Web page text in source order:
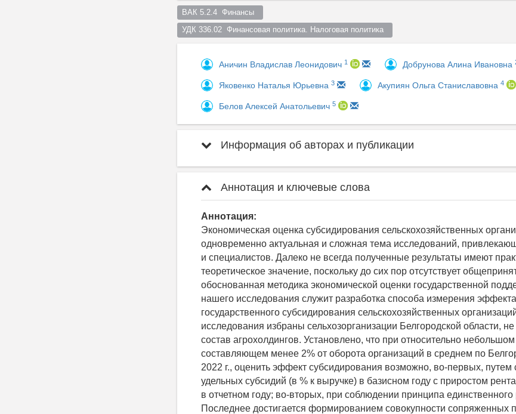
ВАК 5.2.4  Финансы
УДК 336.02  Финансовая политика. Налоговая политика
Аничин Владислав Леонидович 1 Добрунова Алина Ивановна
Яковенко Наталья Юрьевна 3 Акупиян Ольга Станиславовна 4
Белов Алексей Анатольевич 5
Информация об авторах и публикации
Аннотация и ключевые слова
Аннотация:
Экономическая оценка субсидирования сельскохозяйственных
одновременно актуальная и сложная тема исследований,
и специалистов. Далеко не всегда полученные результаты имеют
теоретическое значение, поскольку до сих пор отсутствует
обоснованная методика экономической оценки государственной
нашего исследования служит разработка способа измерения
государственного субсидирования сельскохозяйственных
исследования избраны сельхозорганизации Белгородской области,
состав агрохолдингов. Установлено, что при относительно
составляющем менее 2% от оборота организаций в среднем по
2022 г., оценить эффект субсидирования возможно, во-первых, путем
удельных субсидий (в % к выручке) в базисном году с приростом
в отчетном году; во-вторых, при соблюдении принципа единственного
Последнее достигается формированием совокупности сопряженных